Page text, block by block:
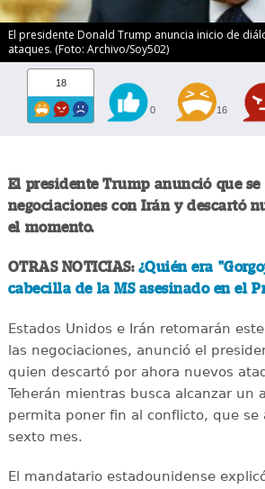
El presidente Donald Trump anuncia inicio de
ataques. (Foto: Archivo/Soy502)
18
0 16
El presidente Trump anunció que
negociaciones con Irán y descartó
el momento.
OTRAS NOTICIAS: ¿Quién era
cabecilla de la MS asesinado en el
Estados Unidos e Irán retomarán
las negociaciones, anunció el
quien descartó por ahora nuevos
Teherán mientras busca alcanzar un
permita poner fin al conflicto, que se
sexto mes.
El mandatario estadounidense